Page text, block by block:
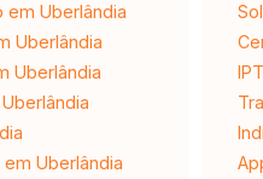
em Uberlândia
Uberlândia
Uberlândia
Uberlândia